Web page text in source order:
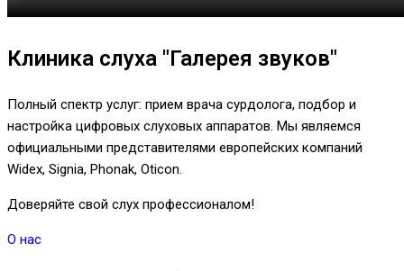
Клиника слуха "Галерея звуков"
Полный спектр услуг: прием врача сурдолога, подбор и
настройка цифровых слуховых аппаратов. Мы являемся
официальными представителями европейских компаний
Widex, Signia, Phonak, Oticon.
Доверяйте свой слух профессионалом!
О нас